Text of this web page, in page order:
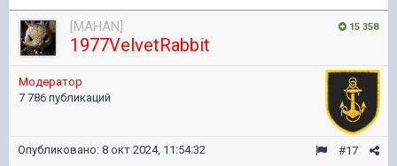
15 358
[MAHAN]
1977VelvetRabbit
Модератор
7 786 публикаций
#17
Опубликовано: 8 окт 2024, 11:54:32